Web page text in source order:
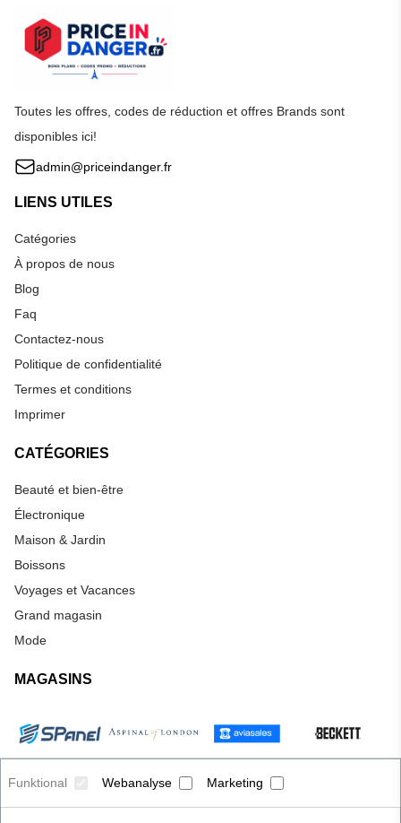
Funktional Webanalyse Marketing
Toutes les offres, codes de réduction et offres Brands sont
disponibles ici!
admin@priceindanger.fr
LIENS UTILES
Catégories
À propos de nous
Blog
Faq
Contactez-nous
Politique de confidentialité
Termes et conditions
Imprimer
CATÉGORIES
Beauté et bien-être
Électronique
Maison & Jardin
Boissons
Voyages et Vacances
Grand magasin
Mode
MAGASINS